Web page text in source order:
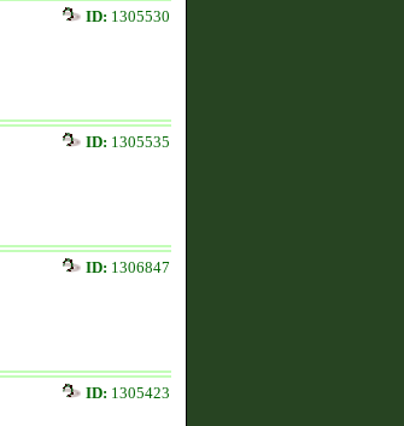
ID: 1305530
ID: 1305535
ID: 1306847
ID: 1305423